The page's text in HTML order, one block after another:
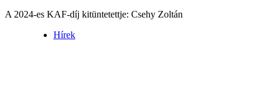
A 2024-es KAF-díj kitüntetettje: Csehy Zoltán
Hírek